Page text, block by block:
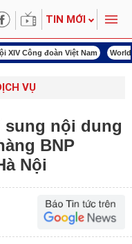
TIN MỚI
XIV Công đoàn Việt Nam
VỤ
sung nội dung
BNP
Nội